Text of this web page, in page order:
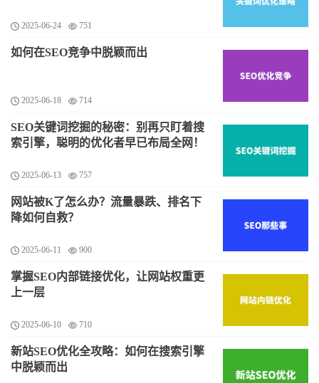
2025-06-24 751
如何在SEO竞争中脱颖而出
2025-06-18 714
SEO关键词挖掘的秘密：别再只盯着搜
索引擎，聪明的优化者早已布局全网！
2025-06-13 757
网站被K了怎么办？流量暴跌、排名下
降如何自救？
2025-06-11 900
掌握SEO内部链接优化，让网站权重更
上一层
2025-06-10 710
新站SEO优化全攻略：如何在搜索引擎
中脱颖而出